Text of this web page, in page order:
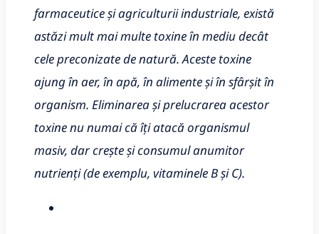
farmaceutice și agriculturii industriale, există
astăzi mult mai multe toxine în mediu decât
cele preconizate de natură. Aceste toxine
ajung în aer, în apă, în alimente și în sfârșit în
organism. Eliminarea și prelucrarea acestor
toxine nu numai că îți atacă organismul
masiv, dar crește și consumul anumitor
nutrienți (de exemplu, vitaminele B și C).